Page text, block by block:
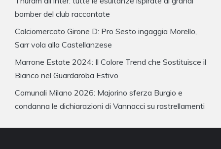
bomber del club raccontate
Calciomercato Girone D: Pro Sesto ingaggia Morello,
Sarr vola alla Castellanzese
Marrone Estate 2024: Il Colore Trend che Sostituisce il
Bianco nel Guardaroba Estivo
Comunali Milano 2026: Majorino sferza Burgio e
condanna le dichiarazioni di Vannacci su rastrellamenti